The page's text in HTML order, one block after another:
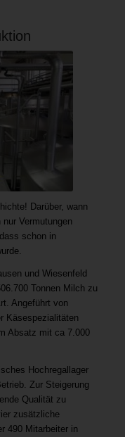
Darüber, wann
Vermutungen
schon in
und Wiesenfeld
Tonnen Milch zu
Angeführt von
Käsespezialitäten
Absatz mit ca 7.000
Hochregallager
Zur Steigerung
Qualität zu
zusätzliche
490 Mitarbeiter in